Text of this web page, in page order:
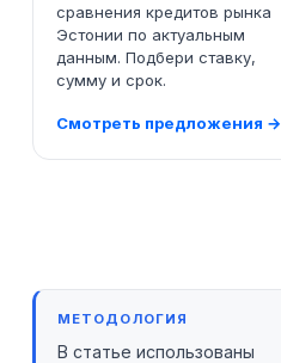
сравнения кредитов рынка
Эстонии по актуальным
данным. Подбери ставку,
сумму и срок.
Смотреть предложения →
МЕТОДОЛОГИЯ
В статье использованы